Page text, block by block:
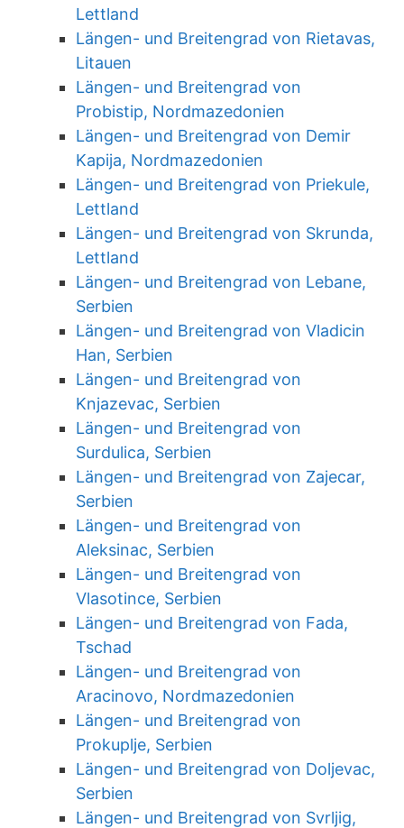
Lettland
Längen- und Breitengrad von Rietavas,
Litauen
Längen- und Breitengrad von
Probistip, Nordmazedonien
Längen- und Breitengrad von Demir
Kapija, Nordmazedonien
Längen- und Breitengrad von Priekule,
Lettland
Längen- und Breitengrad von Skrunda,
Lettland
Längen- und Breitengrad von Lebane,
Serbien
Längen- und Breitengrad von Vladicin
Han, Serbien
Längen- und Breitengrad von
Knjazevac, Serbien
Längen- und Breitengrad von
Surdulica, Serbien
Längen- und Breitengrad von Zajecar,
Serbien
Längen- und Breitengrad von
Aleksinac, Serbien
Längen- und Breitengrad von
Vlasotince, Serbien
Längen- und Breitengrad von Fada,
Tschad
Längen- und Breitengrad von
Aracinovo, Nordmazedonien
Längen- und Breitengrad von
Prokuplje, Serbien
Längen- und Breitengrad von Doljevac,
Serbien
Längen- und Breitengrad von Svrljig,